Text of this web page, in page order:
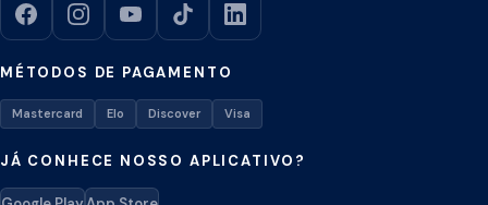
MÉTODOS DE PAGAMENTO
Mastercard Elo Discover Visa
JÁ CONHECE NOSSO APLICATIVO?